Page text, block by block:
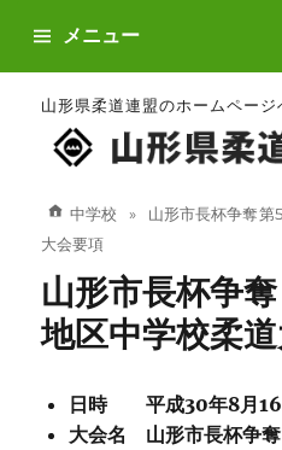
山形県柔道連盟のホームページ
メニュー
中学校
山形市長杯争奪 第
大会要項
山形市長杯争
地区中学校柔
日時 平成30年8月16
大会名 山形市長杯争